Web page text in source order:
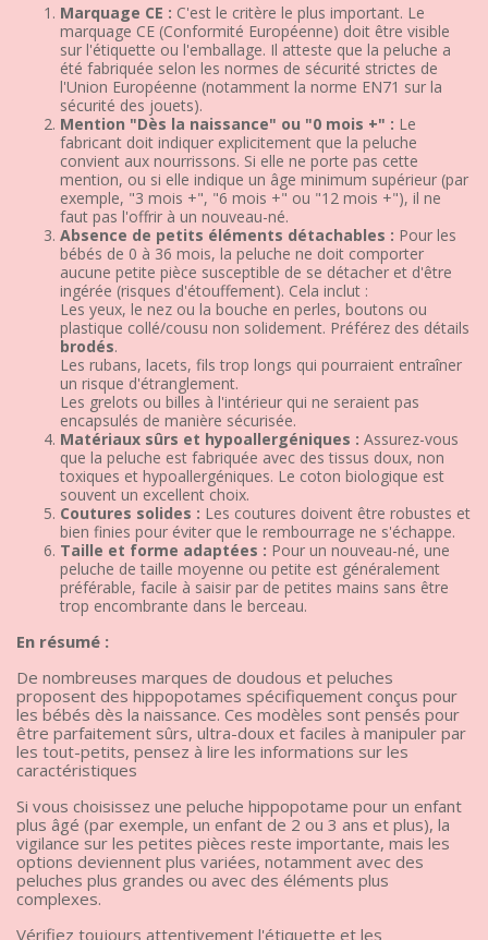
Marquage CE : C'est le critère le plus important. Le
marquage CE (Conformité Européenne) doit être visible
sur l'étiquette ou l'emballage. Il atteste que la peluche a
été fabriquée selon les normes de sécurité strictes de
l'Union Européenne (notamment la norme EN71 sur la
sécurité des jouets).
Mention "Dès la naissance" ou "0 mois +" : Le
fabricant doit indiquer explicitement que la peluche
convient aux nourrissons. Si elle ne porte pas cette
mention, ou si elle indique un âge minimum supérieur (par
exemple, "3 mois +", "6 mois +" ou "12 mois +"), il ne
faut pas l'offrir à un nouveau-né.
Absence de petits éléments détachables : Pour les
bébés de 0 à 36 mois, la peluche ne doit comporter
aucune petite pièce susceptible de se détacher et d'être
ingérée (risques d'étouffement). Cela inclut :
Les yeux, le nez ou la bouche en perles, boutons ou
plastique collé/cousu non solidement. Préférez des détails
brodés.
Les rubans, lacets, fils trop longs qui pourraient entraîner
un risque d'étranglement.
Les grelots ou billes à l'intérieur qui ne seraient pas
encapsulés de manière sécurisée.
Matériaux sûrs et hypoallergéniques : Assurez-vous
que la peluche est fabriquée avec des tissus doux, non
toxiques et hypoallergéniques. Le coton biologique est
souvent un excellent choix.
Coutures solides : Les coutures doivent être robustes et
bien finies pour éviter que le rembourrage ne s'échappe.
Taille et forme adaptées : Pour un nouveau-né, une
peluche de taille moyenne ou petite est généralement
préférable, facile à saisir par de petites mains sans être
trop encombrante dans le berceau.
En résumé :
De nombreuses marques de doudous et peluches
proposent des hippopotames spécifiquement conçus pour
les bébés dès la naissance. Ces modèles sont pensés pour
être parfaitement sûrs, ultra-doux et faciles à manipuler par
les tout-petits, pensez à lire les informations sur les
caractéristiques
Si vous choisissez une peluche hippopotame pour un enfant
plus âgé (par exemple, un enfant de 2 ou 3 ans et plus), la
vigilance sur les petites pièces reste importante, mais les
options deviennent plus variées, notamment avec des
peluches plus grandes ou avec des éléments plus
complexes.
Vérifiez toujours attentivement l'étiquette et les